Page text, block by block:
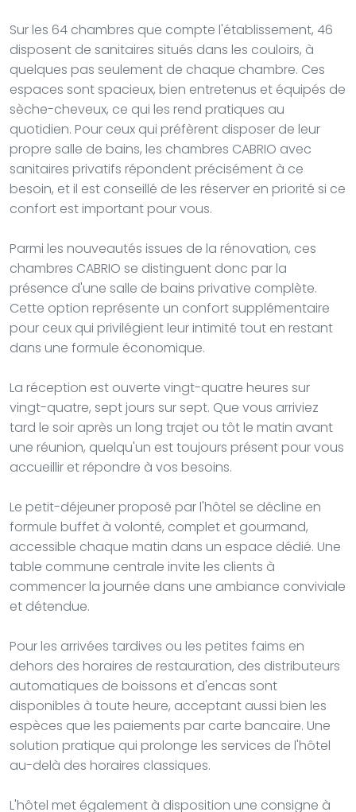
Sur les 64 chambres que compte l'établissement, 46
disposent de sanitaires situés dans les couloirs, à
quelques pas seulement de chaque chambre. Ces
espaces sont spacieux, bien entretenus et équipés de
sèche-cheveux, ce qui les rend pratiques au
quotidien. Pour ceux qui préfèrent disposer de leur
propre salle de bains, les chambres CABRIO avec
sanitaires privatifs répondent précisément à ce
besoin, et il est conseillé de les réserver en priorité si ce
confort est important pour vous.
Parmi les nouveautés issues de la rénovation, ces
chambres CABRIO se distinguent donc par la
présence d'une salle de bains privative complète.
Cette option représente un confort supplémentaire
pour ceux qui privilégient leur intimité tout en restant
dans une formule économique.
La réception est ouverte vingt-quatre heures sur
vingt-quatre, sept jours sur sept. Que vous arriviez
tard le soir après un long trajet ou tôt le matin avant
une réunion, quelqu'un est toujours présent pour vous
accueillir et répondre à vos besoins.
Le petit-déjeuner proposé par l'hôtel se décline en
formule buffet à volonté, complet et gourmand,
accessible chaque matin dans un espace dédié. Une
table commune centrale invite les clients à
commencer la journée dans une ambiance conviviale
et détendue.
Pour les arrivées tardives ou les petites faims en
dehors des horaires de restauration, des distributeurs
automatiques de boissons et d'encas sont
disponibles à toute heure, acceptant aussi bien les
espèces que les paiements par carte bancaire. Une
solution pratique qui prolonge les services de l'hôtel
au-delà des horaires classiques.
L'hôtel met également à disposition une consigne à